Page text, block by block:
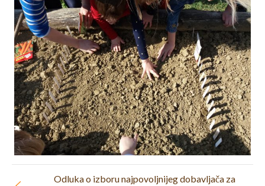
Odluka o izboru najpovoljnijeg dobavljača za